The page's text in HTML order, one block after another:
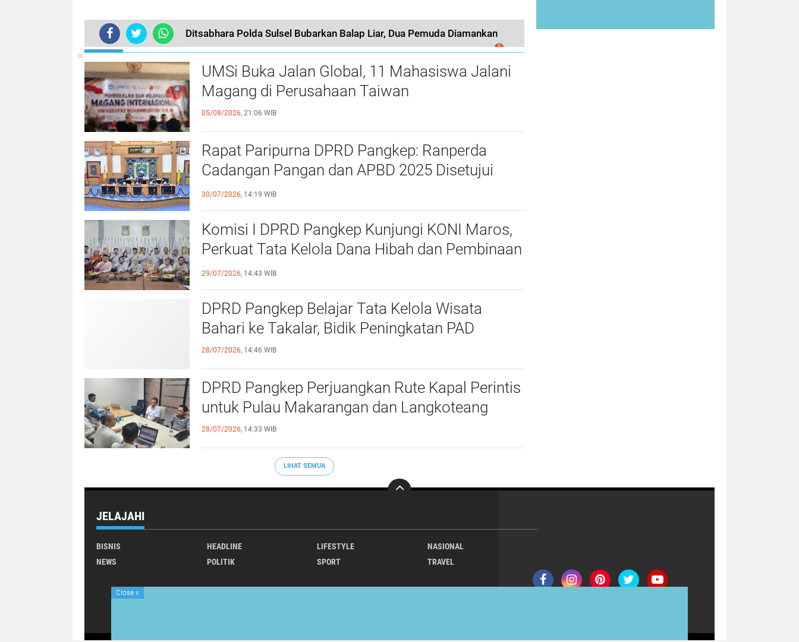
Ditsabhara Polda Sulsel Bubarkan Balap Liar, Dua Pemuda Diamankan
0
TERKINI
UMSi Buka Jalan Global, 11 Mahasiswa Jalani
Magang di Perusahaan Taiwan
05/08/2026, 21:06 WIB
Rapat Paripurna DPRD Pangkep: Ranperda
Cadangan Pangan dan APBD 2025 Disetujui
dengan Sejumlah Catatan
30/07/2026, 14:19 WIB
Komisi I DPRD Pangkep Kunjungi KONI Maros,
Perkuat Tata Kelola Dana Hibah dan Pembinaan
Olahraga
29/07/2026, 14:43 WIB
DPRD Pangkep Belajar Tata Kelola Wisata
Bahari ke Takalar, Bidik Peningkatan PAD
28/07/2026, 14:46 WIB
DPRD Pangkep Perjuangkan Rute Kapal Perintis
untuk Pulau Makarangan dan Langkoteang
28/07/2026, 14:33 WIB
LIHAT SEMUA
JELAJAHI
BISNIS HEADLINE LIFESTYLE
NASIONAL
NEWS
POLITIK SPORT TRAVEL
Close x